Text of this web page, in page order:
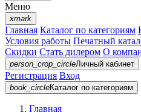
Меню
xmark
Главная Каталог по категориям
Условия работы Печатный
Скидки Стать дилером О
person_crop_circleЛичный кабинет
Регистрация Вход
book_circleКаталог по категориям
Главная